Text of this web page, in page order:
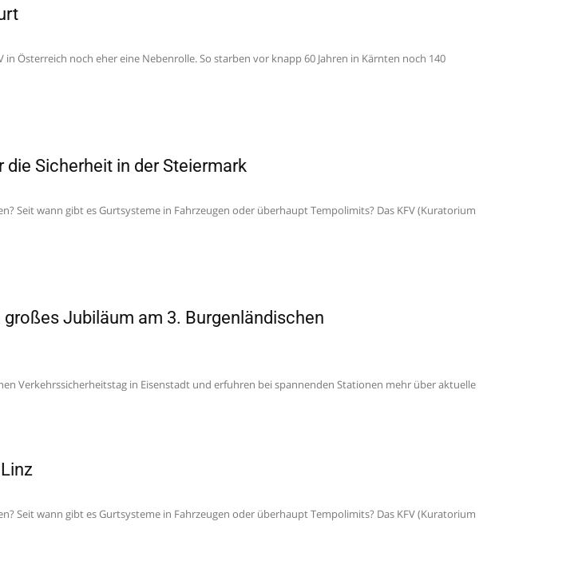
Österreich noch eher eine Nebenrolle. So starben vor knapp 60 Jahren in Kärnten noch 140
die Sicherheit in der Steiermark
Seit wann gibt es Gurtsysteme in Fahrzeugen oder überhaupt Tempolimits? Das KFV (Kuratorium
Jubiläum am 3. Burgenländischen
Verkehrssicherheitstag in Eisenstadt und erfuhren bei spannenden Stationen mehr über aktuelle
Seit wann gibt es Gurtsysteme in Fahrzeugen oder überhaupt Tempolimits? Das KFV (Kuratorium